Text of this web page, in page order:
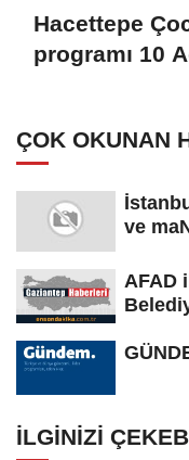
Hacettepe
programı 10
ÇOK OKUNAN
ve
AFAD
İLGINIZI